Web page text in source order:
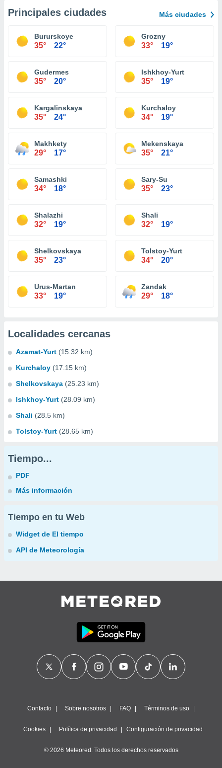
Principales ciudades Más ciudades
Bururskoye
35° 22°
Grozny
33° 19°
Gudermes
35° 20°
Ishkhoy-Yurt
35° 19°
Kargalinskaya
35° 24°
Kurchaloy
34° 19°
Makhkety
29° 17°
Mekenskaya
35° 21°
Samashki
34° 18°
Sary-Su
35° 23°
Shalazhi
32° 19°
Shali
32° 19°
Shelkovskaya
35° 23°
Tolstoy-Yurt
34° 20°
Urus-Martan
33° 19°
Zandak
29° 18°
Localidades cercanas
Azamat-Yurt (15.32 km)
Kurchaloy (17.15 km)
Shelkovskaya (25.23 km)
Ishkhoy-Yurt (28.09 km)
Shali (28.5 km)
Tolstoy-Yurt (28.65 km)
Tiempo...
PDF
Más información
Tiempo en tu Web
Widget de El tiempo
API de Meteorología
Contacto Sobre nosotros FAQ Términos de uso
Cookies Política de privacidad Configuración de privacidad
© 2026 Meteored. Todos los derechos reservados